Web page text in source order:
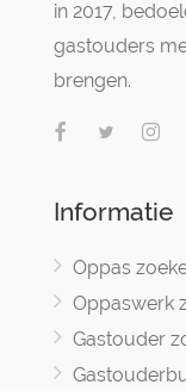
in 2017,
gastouders
brengen.
Informatie
Oppas
Oppaswerk
Gastouder